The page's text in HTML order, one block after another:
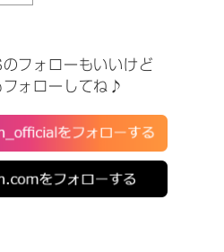
フォローもいいけど
ォローしてね♪